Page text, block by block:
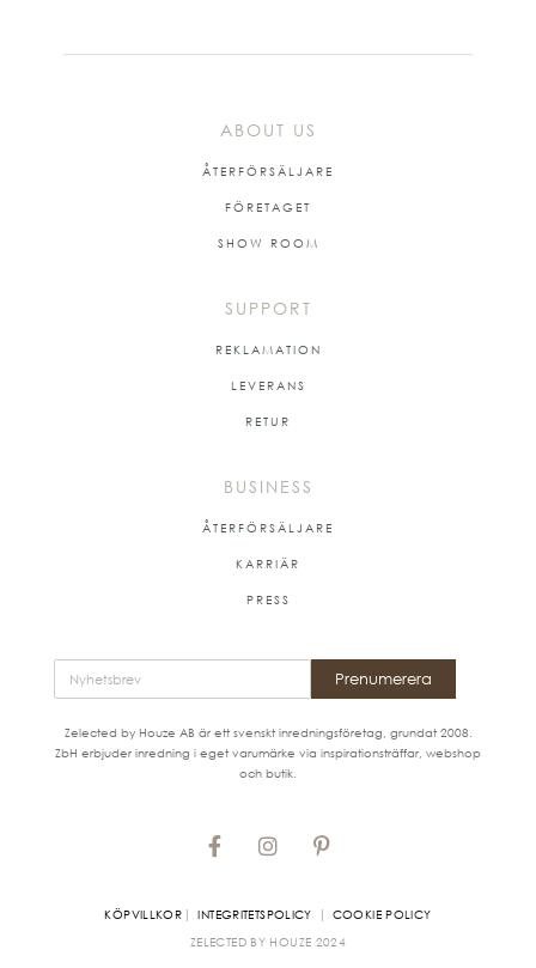
ABOUT US
ÅTERFÖRSÄLJARE
FÖRETAGET
SHOW ROOM
SUPPORT
REKLAMATION
LEVERANS
RETUR
BUSINESS
ÅTERFÖRSÄLJARE
KARRIÄR
PRESS
Prenumerera
Zelected by Houze AB är ett svenskt inredningsföretag, grundat 2008.
ZbH erbjuder inredning i eget varumärke via inspirationsträffar, webshop
och butik.
KÖPVILLKOR |INTEGRITETSPOLICY |
COOKIE POLICY
ZELECTED BY HOUZE 2024